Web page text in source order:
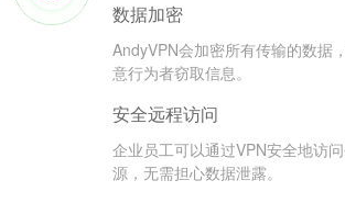
数据加密
AndyVPN会加密所有传输的数据
意行为者窃取信息。
安全远程访问
企业员工可以通过VPN安全地访
源，无需担心数据泄露。